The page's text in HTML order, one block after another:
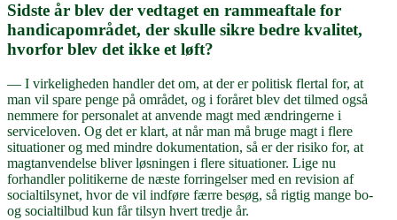
Sidste år blev der vedtaget en rammeaftale for
handicapområdet, der skulle sikre bedre kvalitet,
hvorfor blev det ikke et løft?
— I virkeligheden handler det om, at der er politisk flertal for, at
man vil spare penge på området, og i foråret blev det tilmed også
nemmere for personalet at anvende magt med ændringerne i
serviceloven. Og det er klart, at når man må bruge magt i flere
situationer og med mindre dokumentation, så er der risiko for, at
magtanvendelse bliver løsningen i flere situationer. Lige nu
forhandler politikerne de næste forringelser med en revision af
socialtilsynet, hvor de vil indføre færre besøg, så rigtig mange bo-
og socialtilbud kun får tilsyn hvert tredje år.